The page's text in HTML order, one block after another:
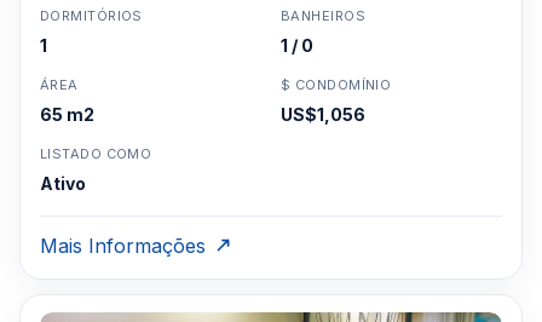
DORMITÓRIOS
1
BANHEIROS
1 / 0
ÁREA
65 m2
$ CONDOMÍNIO
US$1,056
LISTADO COMO
Ativo
Mais Informações